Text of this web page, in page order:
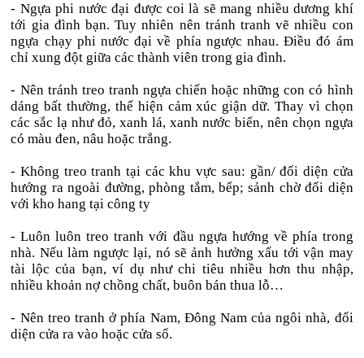
- Ngựa phi nước đại được coi là sẽ mang nhiều dương khí
tới gia đình bạn. Tuy nhiên nên tránh tranh vẽ nhiều con
ngựa chạy phi nước đại về phía ngược nhau. Điều đó ám
chỉ xung đột giữa các thành viên trong gia đình.
- Nên tránh treo tranh ngựa chiến hoặc những con có hình
dáng bất thường, thể hiện cảm xúc giận dữ. Thay vì chọn
các sắc lạ như đỏ, xanh lá, xanh nước biển, nên chọn ngựa
có màu đen, nâu hoặc trắng.
- Không treo tranh tại các khu vực sau: gần/ đối diện cửa
hướng ra ngoài đường, phòng tắm, bếp; sảnh chờ đối diện
với kho hang tại công ty
- Luôn luôn treo tranh với đầu ngựa hướng về phía trong
nhà. Nếu làm ngược lại, nó sẽ ảnh hưởng xấu tới vận may
tài lộc của bạn, ví dụ như chi tiêu nhiều hơn thu nhập,
nhiều khoản nợ chồng chất, buôn bán thua lỗ…
- Nên treo tranh ở phía Nam, Đông Nam của ngôi nhà, đối
diện cửa ra vào hoặc cửa sổ.